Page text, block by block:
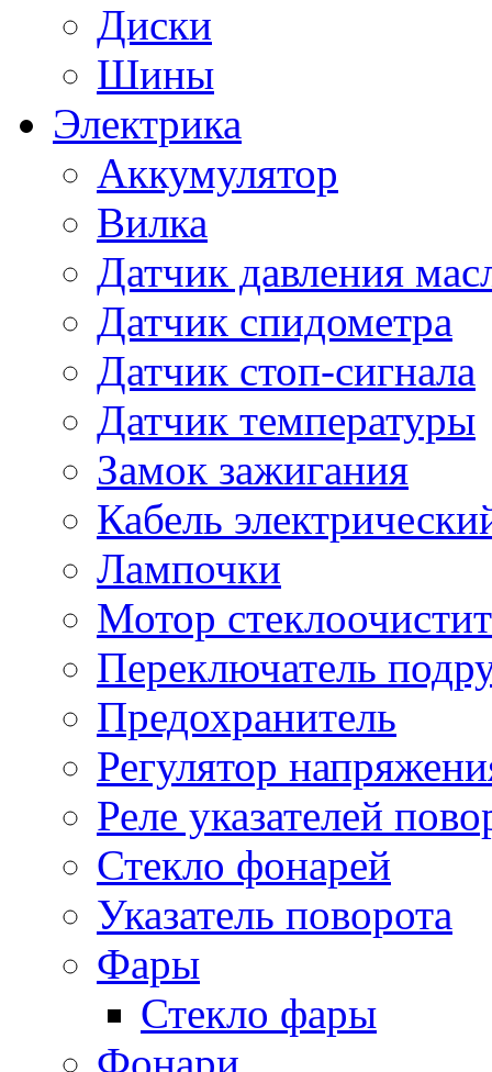
Диски
Шины
Электрика
Аккумулятор
Вилка
Датчик давления
Датчик спидометра
Датчик стоп-сигнала
Датчик температуры
Замок зажигания
Кабель
Лампочки
Мотор
Переключатель
Предохранитель
Регулятор
Реле указателей
Стекло фонарей
Указатель поворота
Фары
Стекло фары